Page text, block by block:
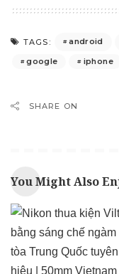
TAGS: android
google
iphone
SHARE ON
You Might Also